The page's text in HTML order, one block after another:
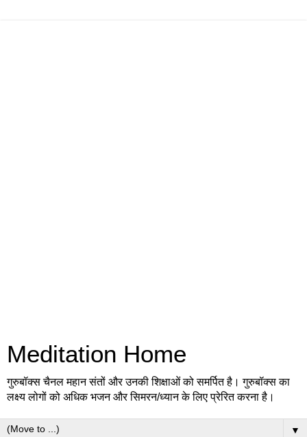
Meditation Home
गुरुबॉक्स चैनल महान संतों और उनकी शिक्षाओं को समर्पित है। गुरुबॉक्स का
लक्ष्य लोगों को अधिक भजन और सिमरन/ध्यान के लिए प्रेरित करना है।
▼